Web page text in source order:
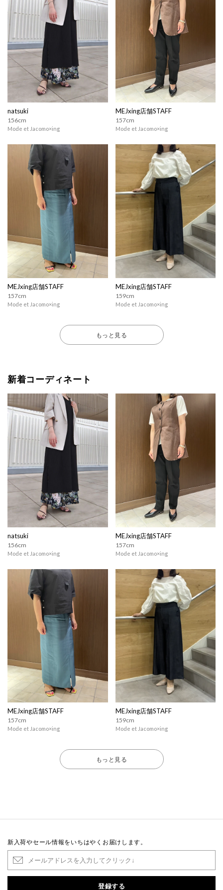
natsuki
156cm
Mode et Jacomo×ing
MEJxing店舗STAFF
157cm
Mode et Jacomo×ing
MEJxing店舗STAFF
157cm
Mode et Jacomo×ing
MEJxing店舗STAFF
159cm
Mode et Jacomo×ing
もっと見る
新着コーディネート
natsuki
156cm
Mode et Jacomo×ing
MEJxing店舗STAFF
157cm
Mode et Jacomo×ing
MEJxing店舗STAFF
157cm
Mode et Jacomo×ing
MEJxing店舗STAFF
159cm
Mode et Jacomo×ing
もっと見る
新入荷やセール情報をいちはやくお届けします。
登録する